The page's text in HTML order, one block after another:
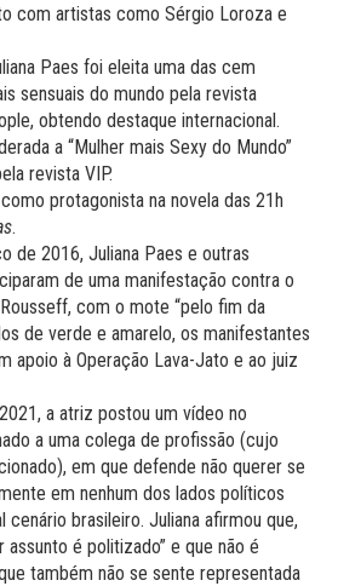
com artistas como Sérgio Loroza e
Paes foi eleita uma das cem
sensuais do mundo pela revista
obtendo destaque internacional.
a “Mulher mais Sexy do Mundo”
revista VIP.
protagonista na novela das 21h
.
de 2016, Juliana Paes e outras
de uma manifestação contra o
com o mote “pelo fim da
de verde e amarelo, os manifestantes
apoio à Operação Lava-Jato e ao juiz
a atriz postou um vídeo no
a uma colega de profissão (cujo
em que defende não querer se
em nenhum dos lados políticos
cenário brasileiro. Juliana afirmou que,
assunto é politizado” e que não é
também não se sente representada